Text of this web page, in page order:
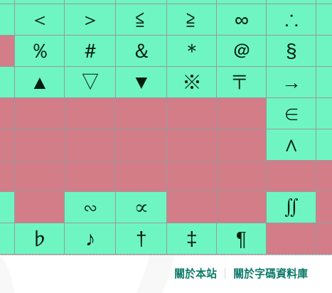
＜ ＞ ≦ ≧ ∞ ∴
％ ＃ ＆ ＊ ＠ §
▲ ▽ ▼ ※ 〒 →
∈
∧
∽ ∝ ∬
♭ ♪ † ‡ ¶
關於本站 關於字碼資料庫